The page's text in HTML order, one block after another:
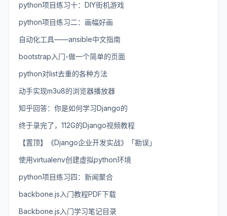
python项目练习十：DIY街机游戏
python项目练习二：画幅好画
自动化工具——ansible中文指南
bootstrap入门-做一个简单的页面
python对list去重的各种方法
动手实现m3u8的浏览器播放器
知乎回答：你是如何学习Django的
终于录完了，112G的Django视频教程
【置顶】《Django企业开发实战》「勘误」
使用virtualenv创建虚拟python环境
python项目练习四：新闻聚合
backbone.js入门教程PDF下载
Backbone.js入门学习笔记目录